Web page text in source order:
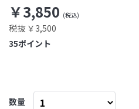
￥3,850
税抜 ￥3,500
ポイント
35
数量